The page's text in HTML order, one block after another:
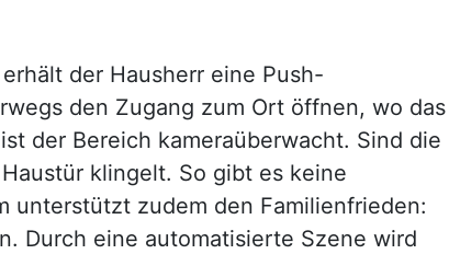
der Hausherr eine Push-
den Zugang zum Ort öffnen, wo das
der Bereich kameraüberwacht. Sind die
klingelt. So gibt es keine
unterstützt zudem den Familienfrieden:
Durch eine automatisierte Szene wird